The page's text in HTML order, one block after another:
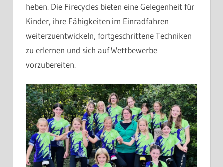
heben. Die Firecycles bieten eine Gelegenheit für
Kinder, ihre Fähigkeiten im Einradfahren
weiterzuentwickeln, fortgeschrittene Techniken
zu erlernen und sich auf Wettbewerbe
vorzubereiten.